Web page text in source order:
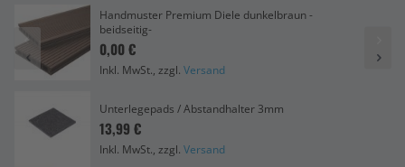
Handmuster Premium Diele dunkelbraun -
beidseitig-
0,00 €
Inkl. MwSt., zzgl. Versand
Unterlegepads / Abstandhalter 3mm
13,99 €
Inkl. MwSt., zzgl. Versand